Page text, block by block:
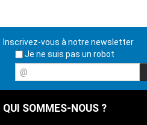
Inscrivez-vous à notre newsletter
Je ne suis pas un robot
@
QUI SOMMES-NOUS ?